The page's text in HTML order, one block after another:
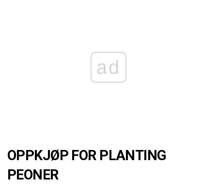
ad
OPPKJØP FOR PLANTING
PEONER